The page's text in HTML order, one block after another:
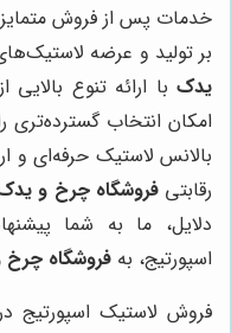
خدمات پس از فروش متمایز
بر تولید و عرضه
یدک با ارائه تنوع
امکان انتخاب
بالانس لاستیک حرفه‌ای و
رقابتیفروشگاه چرخ و
دلایل، ما به شما
اسپورتیج، به فروشگاه
فروش لاستیک اسپورتیج